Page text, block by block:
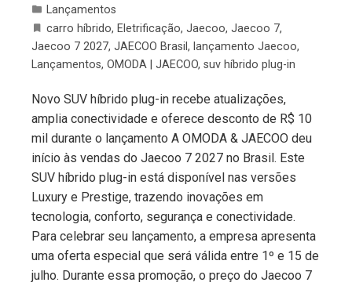
Lançamentos
carro híbrido, Eletrificação, Jaecoo, Jaecoo 7,
Jaecoo 7 2027, JAECOO Brasil , lançamento Jaecoo,
Lançamentos, OMODA | JAECOO, suv híbrido plug-in
Novo SUV híbrido plug-in recebe atualizações,
amplia conectividade e oferece desconto de R$ 10
mil durante o lançamento A OMODA & JAECOO deu
início às vendas do Jaecoo 7 2027 no Brasil. Este
SUV híbrido plug-in está disponível nas versões
Luxury e Prestige, trazendo inovações em
tecnologia, conforto, segurança e conectividade.
Para celebrar seu lançamento, a empresa apresenta
uma oferta especial que será válida entre 1º e 15 de
julho. Durante essa promoção, o preço do Jaecoo 7